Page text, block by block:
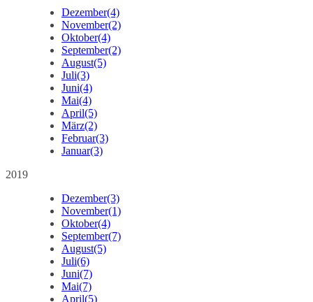
Dezember(4)
November(2)
Oktober(4)
September(2)
August(5)
Juli(3)
Juni(4)
Mai(4)
April(5)
März(2)
Februar(3)
Januar(3)
2019
Dezember(3)
November(1)
Oktober(4)
September(7)
August(5)
Juli(6)
Juni(7)
Mai(7)
April(5)